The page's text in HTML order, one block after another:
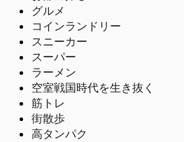
グルメ
コインランドリー
スニーカー
スーパー
ラーメン
空室戦国時代を生き抜く
筋トレ
街散歩
高タンパク